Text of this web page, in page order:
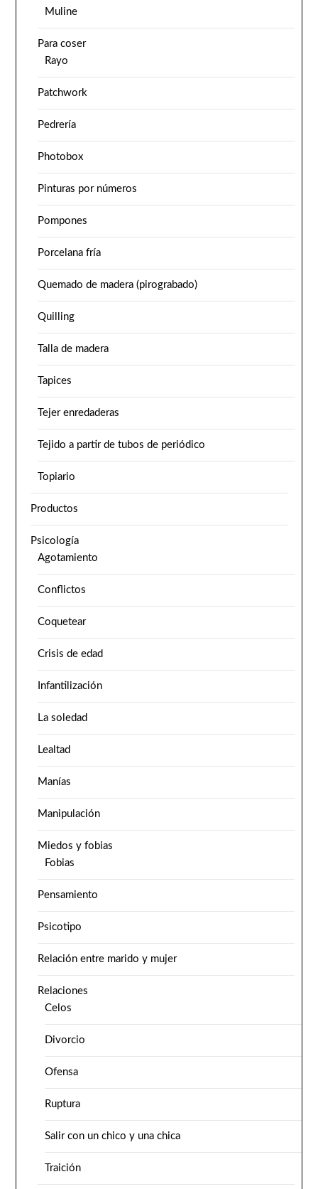
Muline
Para coser
Rayo
Patchwork
Pedrería
Photobox
Pinturas por números
Pompones
Porcelana fría
Quemado de madera (pirograbado)
Quilling
Talla de madera
Tapices
Tejer enredaderas
Tejido a partir de tubos de periódico
Topiario
Productos
Psicología
Agotamiento
Conflictos
Coquetear
Crisis de edad
Infantilización
La soledad
Lealtad
Manías
Manipulación
Miedos y fobias
Fobias
Pensamiento
Psicotipo
Relación entre marido y mujer
Relaciones
Celos
Divorcio
Ofensa
Ruptura
Salir con un chico y una chica
Traición